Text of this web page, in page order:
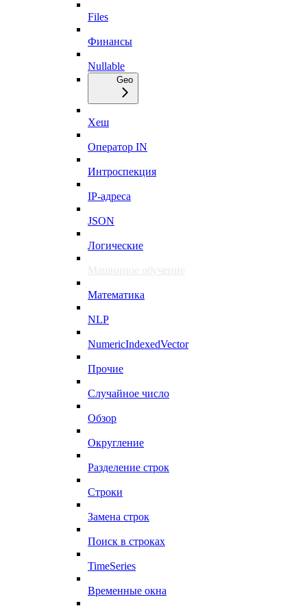
Files
Финансы
Nullable
Geo
Хеш
Оператор IN
Интроспекция
IP-адреса
JSON
Логические
Машинное обучение
Математика
NLP
NumericIndexedVector
Прочие
Случайное число
Обзор
Округление
Разделение строк
Строки
Замена строк
Поиск в строках
TimeSeries
Временные окна